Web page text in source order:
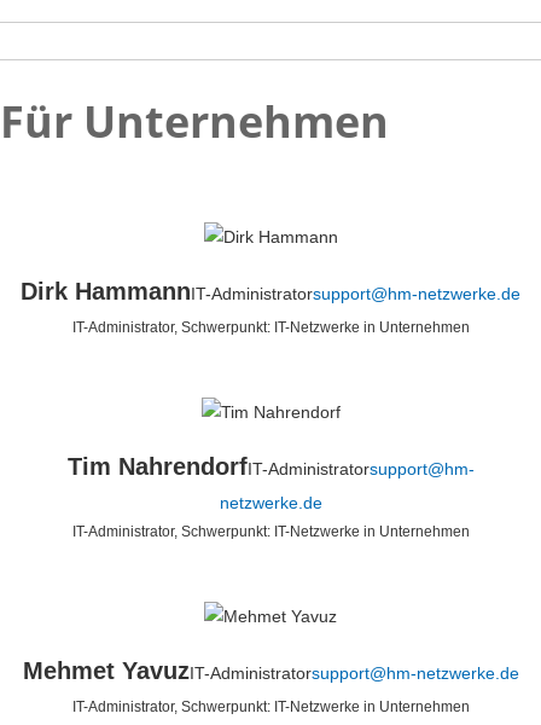
Für Unternehmen
Dirk HammannIT-Administratorsupport@hm-netzwerke.de
IT-Administrator, Schwerpunkt: IT-Netzwerke in Unternehmen
Tim NahrendorfIT-Administratorsupport@hm-
netzwerke.de
IT-Administrator, Schwerpunkt: IT-Netzwerke in Unternehmen
Mehmet YavuzIT-Administratorsupport@hm-netzwerke.de
IT-Administrator, Schwerpunkt: IT-Netzwerke in Unternehmen